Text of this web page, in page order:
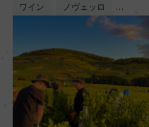
ワイン ノヴェッロ …